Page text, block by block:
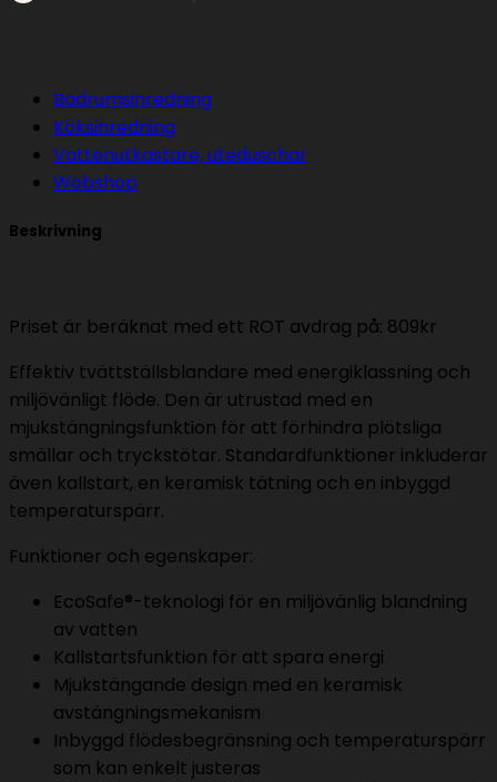
Badrumsinredning
Köksinredning
Vattenutkastare, uteduschar
Webshop
Beskrivning
Priset är beräknat med ett ROT avdrag på: 809kr
Effektiv tvättställsblandare med energiklassning och
miljövänligt flöde. Den är utrustad med en
mjukstängningsfunktion för att förhindra plötsliga
smällar och tryckstötar. Standardfunktioner inkluderar
även kallstart, en keramisk tätning och en inbyggd
temperaturspärr.
Funktioner och egenskaper:
EcoSafe®-teknologi för en miljövänlig blandning
av vatten
Kallstartsfunktion för att spara energi
Mjukstängande design med en keramisk
avstängningsmekanism
Inbyggd flödesbegränsning och temperaturspärr
som kan enkelt justeras